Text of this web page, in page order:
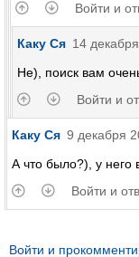
Войти и
Каку Ся 14
Не), поиск вам
Войти и
Каку Ся 9 декабря
А что было?), у него
Войти и
Войти и